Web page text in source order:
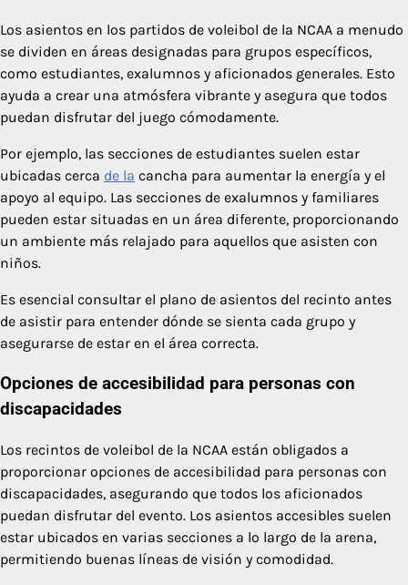
Los asientos en los partidos de voleibol de la NCAA a menudo
se dividen en áreas designadas para grupos específicos,
como estudiantes, exalumnos y aficionados generales. Esto
ayuda a crear una atmósfera vibrante y asegura que todos
puedan disfrutar del juego cómodamente.
Por ejemplo, las secciones de estudiantes suelen estar
ubicadas cerca de la cancha para aumentar la energía y el
apoyo al equipo. Las secciones de exalumnos y familiares
pueden estar situadas en un área diferente, proporcionando
un ambiente más relajado para aquellos que asisten con
niños.
Es esencial consultar el plano de asientos del recinto antes
de asistir para entender dónde se sienta cada grupo y
asegurarse de estar en el área correcta.
Opciones de accesibilidad para personas con
discapacidades
Los recintos de voleibol de la NCAA están obligados a
proporcionar opciones de accesibilidad para personas con
discapacidades, asegurando que todos los aficionados
puedan disfrutar del evento. Los asientos accesibles suelen
estar ubicados en varias secciones a lo largo de la arena,
permitiendo buenas líneas de visión y comodidad.